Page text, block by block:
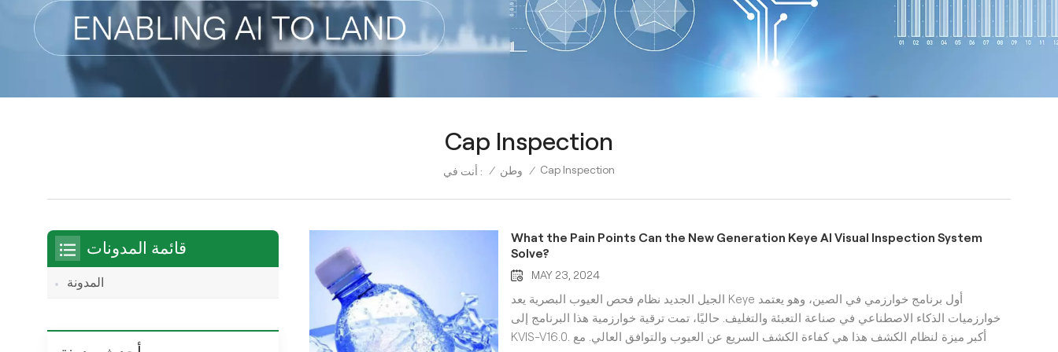
Cap Inspection
أنت في : / وطن / Cap Inspection
What the Pain Points Can the New Generation Keye AI Visual Inspection System
Solve?
MAY 23, 2024
الجيل الجديد نظام فحص العيوب البصرية يعد Keye أول برنامج خوارزمي في الصين، وهو يعتمد
خوارزميات الذكاء الاصطناعي في صناعة التعبئة والتغليف. حاليًا، تمت ترقية خوارزمية هذا البرنامج إلى
KVIS-V16.0. أكبر ميزة لنظام الكشف هذا هي كفاءة الكشف السريع عن العيوب والتوافق العالي. مع
قائمة المدونات
المدونة